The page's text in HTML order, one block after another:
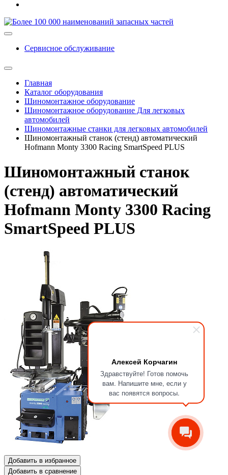
Алексей Корчагин
Здравствуйте! Готов помочь
вам. Напишите мне, если у
вас появятся вопросы.
Сервисное обслуживание
Главная
Каталог оборудования
Шиномонтажное оборудование
Шиномонтажное оборудование Для легковых
автомобилей
Шиномонтажные станки для легковых автомобилей
Шиномонтажный станок (стенд) автоматический
Hofmann Monty 3300 Racing SmartSpeed PLUS
Шиномонтажный станок
(стенд) автоматический
Hofmann Monty 3300 Racing
SmartSpeed PLUS
Добавить в избранное
Добавить в сравнение